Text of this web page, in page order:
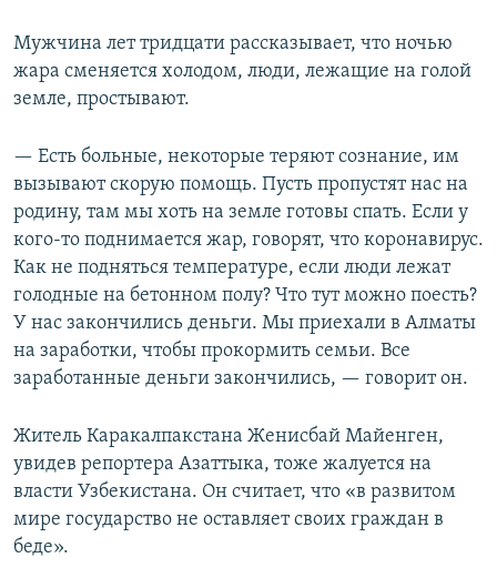
Мужчина лет тридцати рассказывает, что ночью
жара сменяется холодом, люди, лежащие на голой
земле, простывают.
— Есть больные, некоторые теряют сознание, им
вызывают скорую помощь. Пусть пропустят нас на
родину, там мы хоть на земле готовы спать. Если у
кого-то поднимается жар, говорят, что коронавирус.
Как не подняться температуре, если люди лежат
голодные на бетонном полу? Что тут можно поесть?
У нас закончились деньги. Мы приехали в Алматы
на заработки, чтобы прокормить семьи. Все
заработанные деньги закончились, — говорит он.
Житель Каракалпакстана Женисбай Майенген,
увидев репортера Азаттыка, тоже жалуется на
власти Узбекистана. Он считает, что «в развитом
мире государство не оставляет своих граждан в
беде».